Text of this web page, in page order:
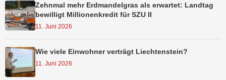
Zehnmal mehr Erdmandelgras als erwartet: Landtag
bewilligt Millionenkredit für SZU II
11. Juni 2026
Wie viele Einwohner verträgt Liechtenstein?
11. Juni 2026